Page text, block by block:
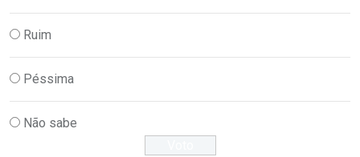
Ruim
Péssima
Não sabe